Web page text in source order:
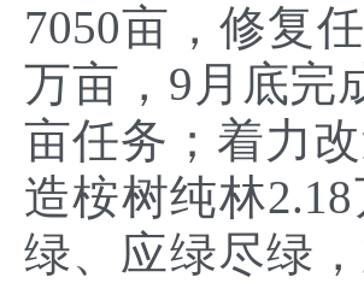
7050亩，修复
万亩，9月底完
亩任务；着力
造桉树纯林
绿、应绿尽绿